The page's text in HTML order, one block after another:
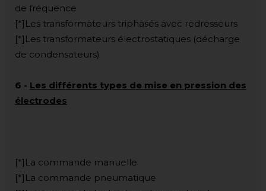
de fréquence
[*]Les transformateurs triphasés avec redresseurs
[*]Les transformateurs électrostatiques (décharge
de condensateurs)
6 - Les différents types de mise en pression des
électrodes
[*]La commande manuelle
[*]La commande pneumatique